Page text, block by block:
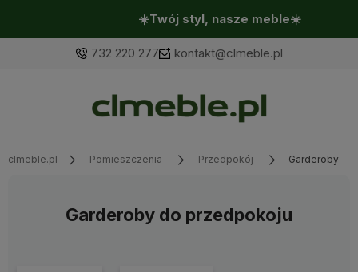
☀️Twój styl, nasze meble☀️
732 220 277 kontakt@clmeble.pl
clmeble.pl Pomieszczenia Przedpokój Garderoby
Garderoby do przedpokoju